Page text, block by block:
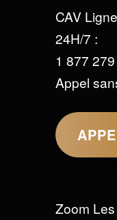
CAV
24H/7 :
1 877
Appel
Zoom